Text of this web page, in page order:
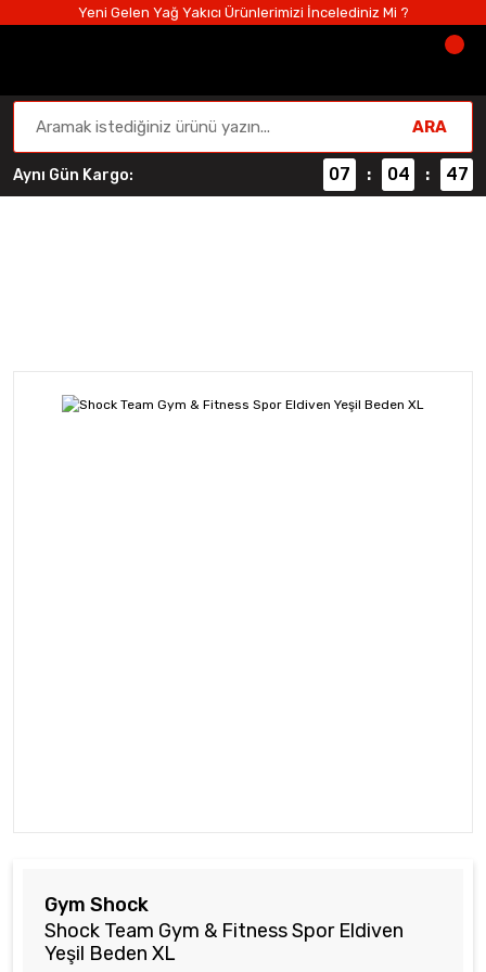
Yeni Gelen Yağ Yakıcı Ürünlerimizi İncelediniz Mi ?
ARA
Aynı Gün Kargo: 07 : 04 : 46
Gym Shock
Shock Team Gym & Fitness Spor Eldiven
Yeşil Beden XL